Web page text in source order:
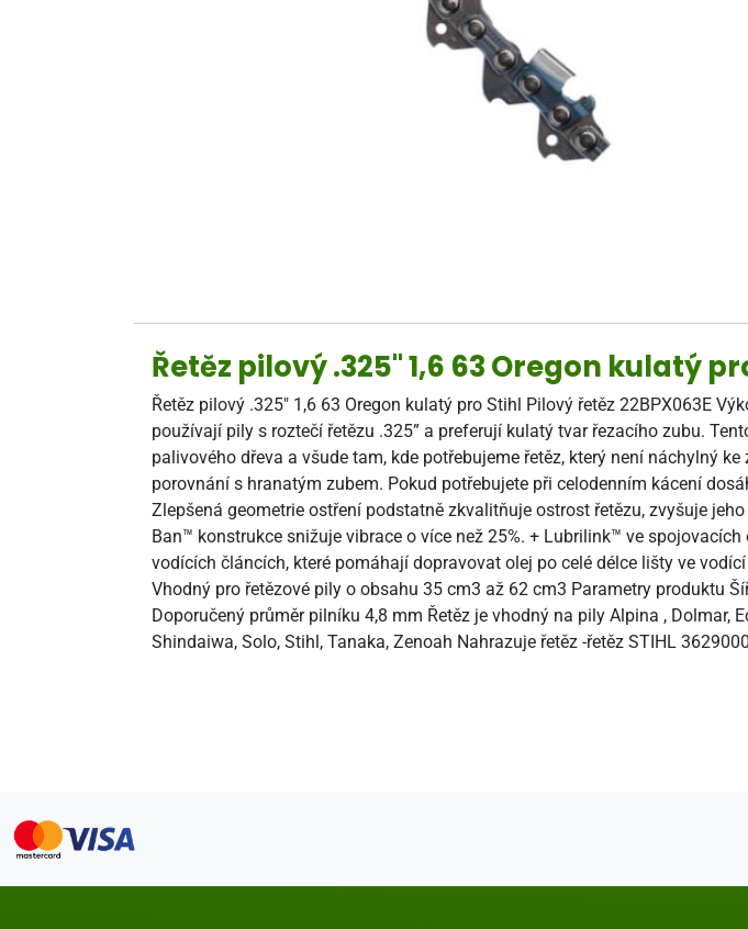
Řetěz pilový .325" 1,6 63 Oregon kulatý
Řetěz pilový .325" 1,6 63 Oregon kulatý pro Stihl Pilový řetěz 22BPX063E
používají pily s roztečí řetězu .325” a preferují kulatý tvar řezacího zubu.
palivového dřeva a všude tam, kde potřebujeme řetěz, který není náchylný
porovnání s hranatým zubem. Pokud potřebujete při celodenním kácení
Zlepšená geometrie ostření podstatně zkvalitňuje ostrost řetězu, zvyšuje
Ban™ konstrukce snižuje vibrace o více než 25%. + Lubrilink™ ve
vodících článcích, které pomáhají dopravovat olej po celé délce lišty ve
Vhodný pro řetězové pily o obsahu 35 cm3 až 62 cm3 Parametry produktu
Doporučený průměr pilníku 4,8 mm Řetěz je vhodný na pily Alpina , Dolmar,
Shindaiwa, Solo, Stihl, Tanaka, Zenoah Nahrazuje řetěz -řetěz STIHL